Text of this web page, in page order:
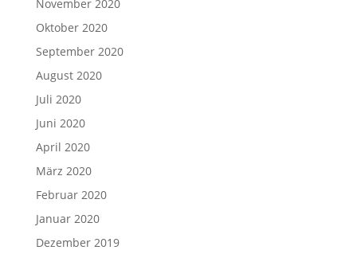
November 2020
Oktober 2020
September 2020
August 2020
Juli 2020
Juni 2020
April 2020
März 2020
Februar 2020
Januar 2020
Dezember 2019